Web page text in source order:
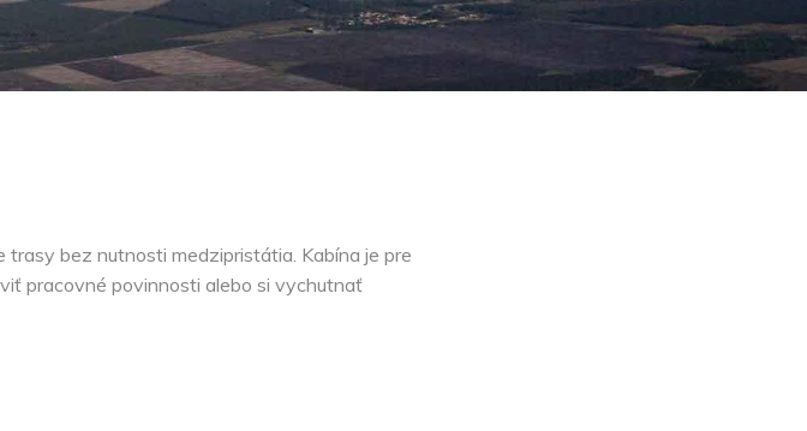
bez nutnosti medzipristátia. Kabína je pre
pracovné povinnosti alebo si vychutnať